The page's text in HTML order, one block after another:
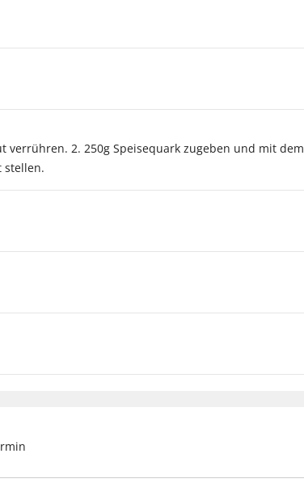
verrühren. 2. 250g Speisequark zugeben und mit dem
stellen.